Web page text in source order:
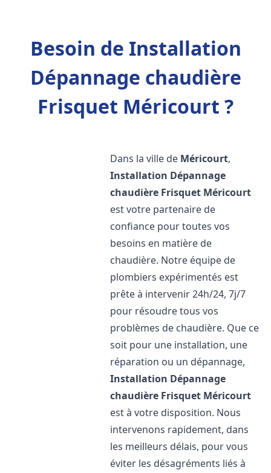
Besoin de Installation
Dépannage chaudière
Frisquet Méricourt ?
Dans la ville de Méricourt,
Installation Dépannage
chaudière Frisquet Méricourt
est votre partenaire de
confiance pour toutes vos
besoins en matière de
chaudière. Notre équipe de
plombiers expérimentés est
prête à intervenir 24h/24, 7j/7
pour résoudre tous vos
problèmes de chaudière. Que ce
soit pour une installation, une
réparation ou un dépannage,
Installation Dépannage
chaudière Frisquet Méricourt
est à votre disposition. Nous
intervenons rapidement, dans
les meilleurs délais, pour vous
éviter les désagréments liés à